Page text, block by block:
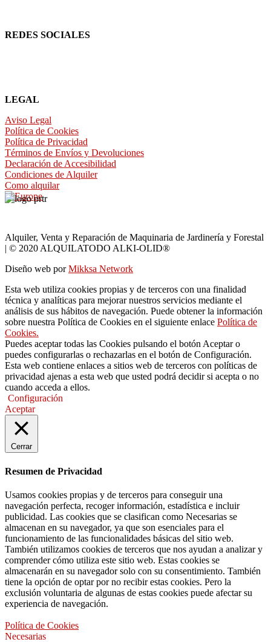
REDES SOCIALES
LEGAL
Aviso Legal
Política de Cookies
Política de Privacidad
Términos de Envíos y Devoluciones
Declaración de Accesibilidad
Condiciones de Alquiler
Como alquilar
Alquiler, Venta y Reparación de Maquinaria de Jardinería y Forestal
| © 2020 ALQUILATODO ALKI-OLID®
Diseño web porMikksa Network
Esta web utiliza cookies propias y de terceros con una finalidad
técnica y analíticas para mejorar nuestros servicios mediante el
análisis de sus hábitos de navegación. Puede obtener la información
sobre nuestra Política de Cookies en el siguiente enlace Política de
Cookies.
Puedes aceptar todas las Cookies pulsando el botón Aceptar o
puedes configurarlas o rechazarlas en el botón de Configuración.
Esta web contiene enlaces a sitios web de terceros con políticas de
privacidad ajenas a esta web que usted podrá decidir si acepta o no
cuando acceda a ellos.
Configuración
Aceptar
Cerrar
Resumen de Privacidad
Usamos cookies propias y de terceros para conseguir una
navegación perfecta, recoger información, estadística e incluir
publicidad. Las cookies que se clasifican como Necesarias se
almacenan en su navegador, ya que son esenciales para el
funcionamiento de las funcionalidades básicas del sitio web.
También utilizamos cookies de terceros que nos ayudan a analizar y
comprender cómo utiliza este sitio web. Estas cookies se
almacenarán en su navegador solo con su consentimiento. También
tiene la opción de optar por no recibir estas cookies. Pero la
exclusión voluntaria de algunas de estas cookies puede afectar su
experiencia de navegación.
Política de Cookies
Necesarias